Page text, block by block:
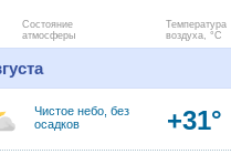
Состояние
атмосферы
Температура
воздуха, °C
Чистое небо, без
осадков
+31°